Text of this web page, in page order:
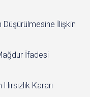
Düşürülmesine İlişkin
İfadesi
Kararı